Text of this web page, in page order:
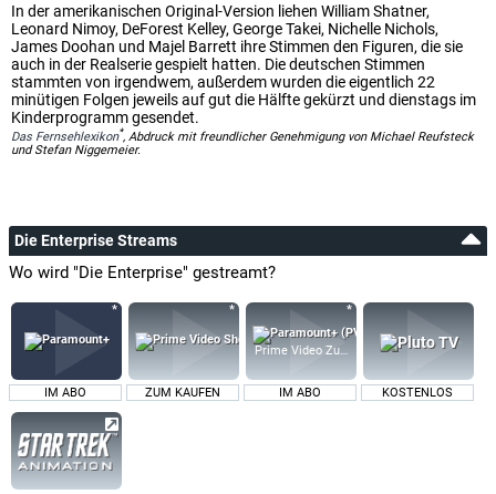
In der amerikanischen Original-Version liehen William Shatner,
Leonard Nimoy, DeForest Kelley, George Takei, Nichelle Nichols,
James Doohan und Majel Barrett ihre Stimmen den Figuren, die sie
auch in der Realserie gespielt hatten. Die deutschen Stimmen
stammten von irgendwem, außerdem wurden die eigentlich 22
minütigen Folgen jeweils auf gut die Hälfte gekürzt und dienstags im
Kinderprogramm gesendet.
Das Fernsehlexikon*, Abdruck mit freundlicher Genehmigung von Michael Reufsteck
und Stefan Niggemeier.
Die Enterprise Streams
Wo wird "Die Enterprise" gestreamt?
IM ABO ZUM KAUFEN
Prime Video Zusatz-Kanäle
IM ABO KOSTENLOS